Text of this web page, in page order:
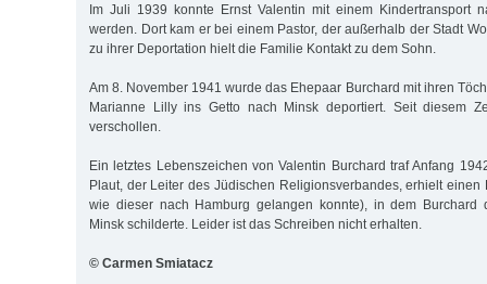
Im Juli 1939 konnte Ernst Valentin mit einem Kindertransport
werden. Dort kam er bei einem Pastor, der außerhalb der Stadt
zu ihrer Deportation hielt die Familie Kontakt zu dem Sohn.
Am 8. November 1941 wurde das Ehepaar Burchard mit ihren
Ma­rianne Lilly ins Getto nach Minsk deportiert. Seit diesem
verschollen.
Ein letztes Lebenszeichen von Valentin Burchard traf Anfang
Plaut, der Leiter des Jüdischen Religionsverbandes, erhielt einen
wie dieser nach Hamburg gelangen konnte), in dem Burchard
Minsk schilderte. Leider ist das Schreiben nicht erhalten.
© Carmen Smiatacz